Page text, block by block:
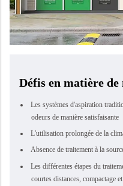
Défis en matière de
Les systèmes d'aspiration
odeurs de manière satisfaisante
L'utilisation prolongée de la
Absence de traitement à la
Les différentes étapes du
courtes distances, compactage